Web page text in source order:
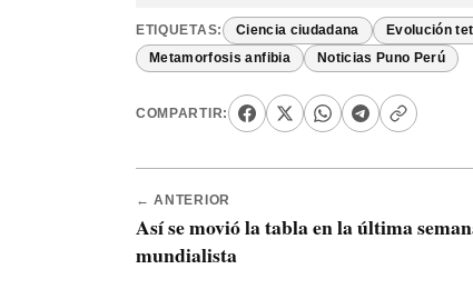
ETIQUETAS: Ciencia ciudadana Evolución
Metamorfosis anfibia Noticias Puno Perú
COMPARTIR:
← ANTERIOR
Así se movió la tabla en la última
mundialista